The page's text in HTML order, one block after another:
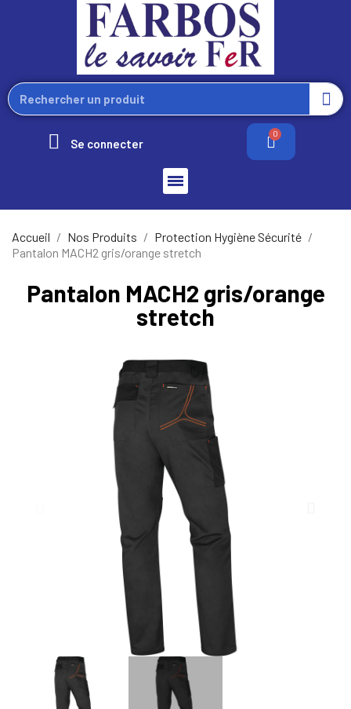
Se connecter
Accueil Nos Produits
Protection Hygiène Sécurité
Pantalon MACH2 gris/orange stretch
Pantalon MACH2 gris/orange
stretch